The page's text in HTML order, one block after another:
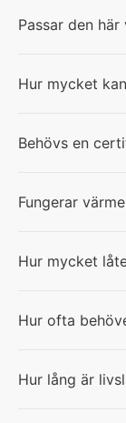
Passar den
Hur mycket
Behövs en
Fungerar
Hur mycket
Hur ofta
Hur lång är